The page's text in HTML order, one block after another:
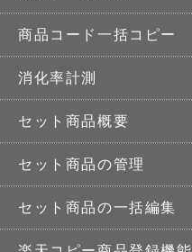
商品コード一括コピー
消化率計測
セット商品概要
セット商品の管理
セット商品の一括編集